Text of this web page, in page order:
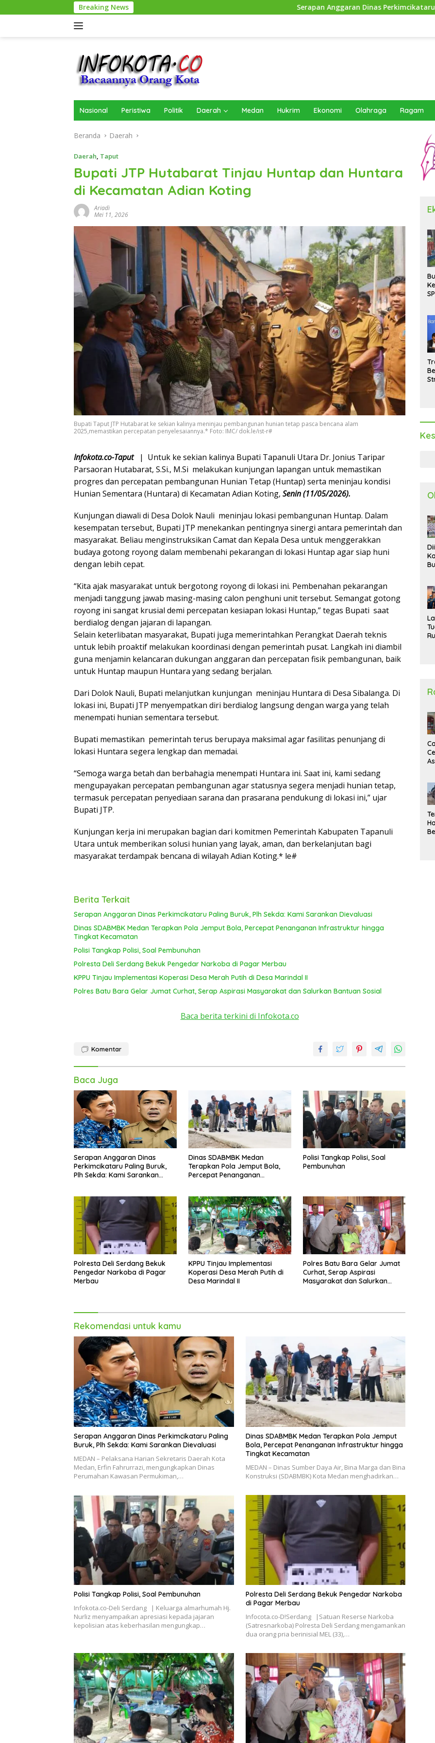
ke
Breaking News Serapan Anggaran Dinas Perkimcikataru Paling Buruk, Plh
Nasional Peristiwa Politik Daerah Medan Hukrim Ekonomi Olahraga Ragam
Beranda Daerah
Daerah, Taput
Bupati JTP Hutabarat Tinjau Huntap dan Huntara
di Kecamatan Adian Koting
Ariadi
Mei 11, 2026
Bupati Taput JTP Hutabarat ke sekian kalinya meninjau pembangunan hunian tetap pasca bencana alam
2025,memastikan percepatan penyelesaiannya.* Foto: IMC/ dok.le/ist-r#
Infokota.co-Taput | Untuk ke sekian kalinya Bupati Tapanuli Utara Dr. Jonius Taripar
Parsaoran Hutabarat, S.Si., M.Si melakukan kunjungan lapangan untuk memastikan
progres dan percepatan pembangunan Hunian Tetap (Huntap) serta meninjau kondisi
Hunian Sementara (Huntara) di Kecamatan Adian Koting, Senin (11/05/2026).
Kunjungan diawali di Desa Dolok Nauli meninjau lokasi pembangunan Huntap. Dalam
kesempatan tersebut, Bupati JTP menekankan pentingnya sinergi antara pemerintah dan
masyarakat. Beliau menginstruksikan Camat dan Kepala Desa untuk menggerakkan
budaya gotong royong dalam membenahi pekarangan di lokasi Huntap agar siap huni
dengan lebih cepat.
“Kita ajak masyarakat untuk bergotong royong di lokasi ini. Pembenahan pekarangan
menjadi tanggung jawab masing-masing calon penghuni unit tersebut. Semangat gotong
royong ini sangat krusial demi percepatan kesiapan lokasi Huntap,” tegas Bupati saat
berdialog dengan jajaran di lapangan.
Selain keterlibatan masyarakat, Bupati juga memerintahkan Perangkat Daerah teknis
untuk lebih proaktif melakukan koordinasi dengan pemerintah pusat. Langkah ini diambil
guna menjamin kelancaran dukungan anggaran dan percepatan fisik pembangunan, baik
untuk Huntap maupun Huntara yang sedang berjalan.
Dari Dolok Nauli, Bupati melanjutkan kunjungan meninjau Huntara di Desa Sibalanga. Di
lokasi ini, Bupati JTP menyempatkan diri berdialog langsung dengan warga yang telah
menempati hunian sementara tersebut.
Bupati memastikan pemerintah terus berupaya maksimal agar fasilitas penunjang di
lokasi Huntara segera lengkap dan memadai.
“Semoga warga betah dan berbahagia menempati Huntara ini. Saat ini, kami sedang
mengupayakan percepatan pembangunan agar statusnya segera menjadi hunian tetap,
termasuk percepatan penyediaan sarana dan prasarana pendukung di lokasi ini,” ujar
Bupati JTP.
Kunjungan kerja ini merupakan bagian dari komitmen Pemerintah Kabupaten Tapanuli
Utara untuk memberikan solusi hunian yang layak, aman, dan berkelanjutan bagi
masyarakat terdampak bencana di wilayah Adian Koting.* le#
Berita Terkait
Serapan Anggaran Dinas Perkimcikataru Paling Buruk, Plh Sekda: Kami Sarankan Dievaluasi
Dinas SDABMBK Medan Terapkan Pola Jemput Bola, Percepat Penanganan Infrastruktur hingga
Tingkat Kecamatan
Polisi Tangkap Polisi, Soal Pembunuhan
Polresta Deli Serdang Bekuk Pengedar Narkoba di Pagar Merbau
KPPU Tinjau Implementasi Koperasi Desa Merah Putih di Desa Marindal II
Polres Batu Bara Gelar Jumat Curhat, Serap Aspirasi Masyarakat dan Salurkan Bantuan Sosial
Baca berita terkini di Infokota.co
Komentar
Baca Juga
Serapan Anggaran Dinas
Perkimcikataru Paling Buruk,
Plh Sekda: Kami Sarankan
Dinas SDABMBK Medan
Terapkan Pola Jemput Bola,
Percepat Penanganan
Polisi Tangkap Polisi, Soal
Pembunuhan
Polresta Deli Serdang Bekuk
Pengedar Narkoba di Pagar
Merbau
KPPU Tinjau Implementasi
Koperasi Desa Merah Putih di
Desa Marindal II
Polres Batu Bara Gelar Jumat
Curhat, Serap Aspirasi
Masyarakat dan Salurkan
Rekomendasi untuk kamu
Serapan Anggaran Dinas Perkimcikataru Paling
Buruk, Plh Sekda: Kami Sarankan Dievaluasi
MEDAN – Pelaksana Harian Sekretaris Daerah Kota
Medan, Erfin Fahrurrazi, mengungkapkan Dinas
Perumahan Kawasan Permukiman,…
Dinas SDABMBK Medan Terapkan Pola Jemput
Bola, Percepat Penanganan Infrastruktur hingga
Tingkat Kecamatan
MEDAN – Dinas Sumber Daya Air, Bina Marga dan Bina
Konstruksi (SDABMBK) Kota Medan menghadirkan…
Polisi Tangkap Polisi, Soal Pembunuhan
Infokota.co-Deli Serdang | Keluarga almarhumah Hj.
Nurliz menyampaikan apresiasi kepada jajaran
kepolisian atas keberhasilan mengungkap…
Polresta Deli Serdang Bekuk Pengedar Narkoba
di Pagar Merbau
Infocota.co-D!Serdang |Satuan Reserse Narkoba
(Satresnarkoba) Polresta Deli Serdang mengamankan
dua orang pria berinisial MEL (33),…